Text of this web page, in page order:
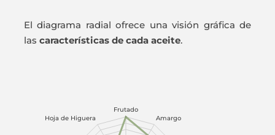
El diagrama radial ofrece una visión gráfica de
las características de cada aceite.